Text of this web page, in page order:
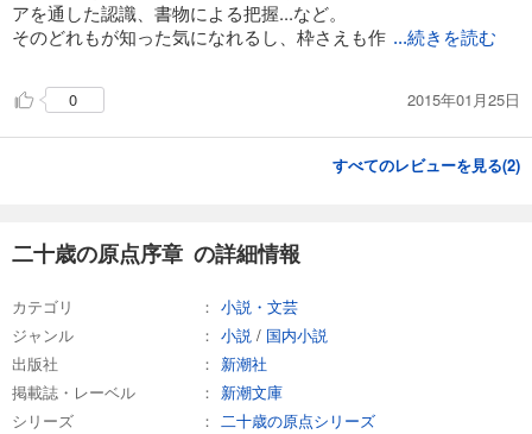
アを通した認識、書物による把握...など。
そのどれもが知った気になれるし、枠さえも作 ...続きを読む
0 2015年01月25日
すべてのレビューを見る(2)
二十歳の原点序章 の詳細情報
カテゴリ
小説・文芸
ジャンル
小説 / 国内小説
出版社
新潮社
掲載誌・レーベル
新潮文庫
シリーズ
二十歳の原点シリーズ